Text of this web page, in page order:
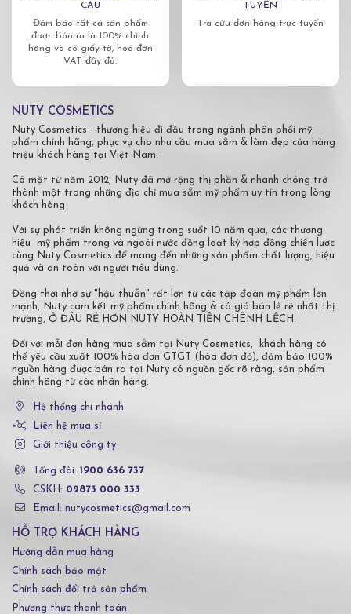
CẦU
Đảm bảo tất cả sản phẩm
được bán ra là 100% chính
hãng và có giấy tờ, hoá đơn
VAT đầy đủ.
TUYẾN
Tra cứu đơn hàng trực tuyến
NUTY COSMETICS
Nuty Cosmetics - thương hiệu đi đầu trong ngành phân phối mỹ
phẩm chính hãng, phục vụ cho nhu cầu mua sắm & làm đẹp của hàng
triệu khách hàng tại Việt Nam.
Có mặt từ năm 2012, Nuty đã mở rộng thị phần & nhanh chóng trở
thành một trong những địa chỉ mua sắm mỹ phẩm uy tín trong lòng
khách hàng
Với sự phát triển không ngừng trong suốt 10 năm qua, các thương
hiệu mỹ phẩm trong và ngoài nước đồng loạt ký hợp đồng chiến lược
cùng Nuty Cosmetics để mang đến những sản phẩm chất lượng, hiệu
quả và an toàn với người tiêu dùng.
Đồng thời nhờ sự "hậu thuẫn" rất lớn từ các tập đoàn mỹ phẩm lớn
mạnh, Nuty cam kết mỹ phẩm chính hãng & có giá bán lẻ rẻ nhất thị
trường, Ở ĐÂU RẺ HƠN NUTY HOÀN TIỀN CHÊNH LỆCH.
Đối với mỗi đơn hàng mua sắm tại Nuty Cosmetics, khách hàng có
thể yêu cầu xuất 100% hóa đơn GTGT (hóa đơn đỏ), đảm bảo 100%
nguồn hàng được bán ra tại Nuty có nguồn gốc rõ ràng, sản phẩm
chính hãng từ các nhãn hàng.
Hệ thống chi nhánh
Liên hệ mua sỉ
Giới thiệu công ty
Tổng đài: 1900 636 737
CSKH: 02873 000 333
Email: nutycosmetics@gmail.com
HỖ TRỢ KHÁCH HÀNG
Hướng dẫn mua hàng
Chính sách bảo mật
Chính sách đổi trả sản phẩm
Phương thức thanh toán